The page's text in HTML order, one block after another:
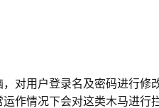
对用户登录名及密码进行修
作情况下会对这类木马进行